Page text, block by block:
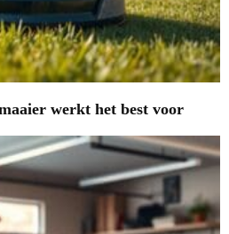
werkt het best voor